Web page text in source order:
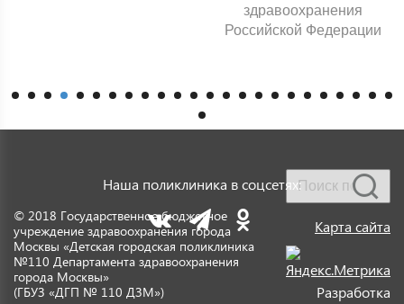
здравоохранения
Российской Федерации
© 2018 Государственное бюджетное
учреждение здравоохранения города
Москвы «Детская городская поликлиника
№110 Департамента здравоохранения
города Москвы»
(ГБУЗ «ДГП № 110 ДЗМ»)
Наша поликлиника в соцсетях:
Карта сайта
Разработка